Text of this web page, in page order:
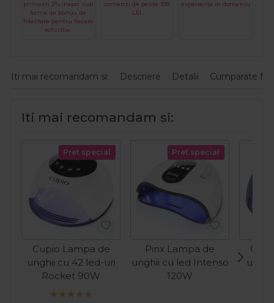
primesti 2% inapoi sub
forma de bonus de
fidelitate pentru fiecare
achizitie.
comenzi de peste 399
LEI
experienta in domeniu
Iti mai recomandam si: Descriere Detalii Cumparate
Iti mai recomandam si:
Pret special
Cupio Lampa de
unghii cu 42 led-uri
Rocket 90W
Pret special
Pinx Lampa de
unghii cu led Intenso
120W